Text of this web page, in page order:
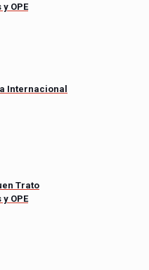
OPE
Internacional
Trato
OPE